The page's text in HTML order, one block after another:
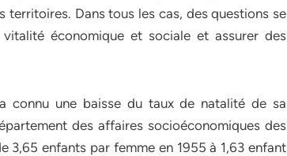
territoires. Dans tous les cas, des questions se
économique et sociale et assurer des
connu une baisse du taux de natalité de sa
des affaires socioéconomiques des
3,65 enfants par femme en 1955 à 1,63 enfant